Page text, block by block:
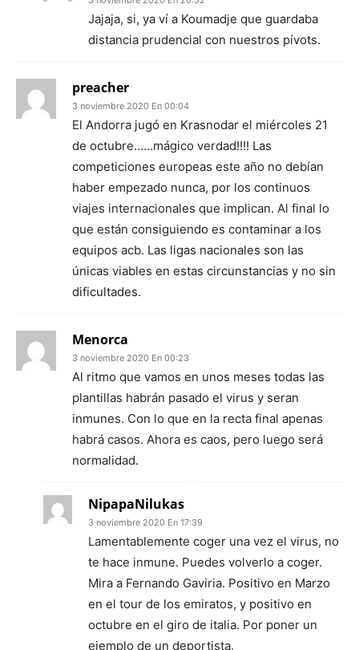
Jajaja, si, ya ví a Koumadje que guardaba
distancia prudencial con nuestros pívots.
preacher
3 noviembre 2020 En 00:04
El Andorra jugó en Krasnodar el miércoles 21
de octubre……mágico verdad!!!! Las
competiciones europeas este año no debían
haber empezado nunca, por los continuos
viajes internacionales que implican. Al final lo
que están consiguiendo es contaminar a los
equipos acb. Las ligas nacionales son las
únicas viables en estas circunstancias y no sin
dificultades.
Menorca
3 noviembre 2020 En 00:23
Al ritmo que vamos en unos meses todas las
plantillas habrán pasado el virus y seran
inmunes. Con lo que en la recta final apenas
habrá casos. Ahora es caos, pero luego será
normalidad.
NipapaNilukas
3 noviembre 2020 En 17:39
Lamentablemente coger una vez el virus, no
te hace inmune. Puedes volverlo a coger.
Mira a Fernando Gaviria. Positivo en Marzo
en el tour de los emiratos, y positivo en
octubre en el giro de italia. Por poner un
ejemplo de un deportista.